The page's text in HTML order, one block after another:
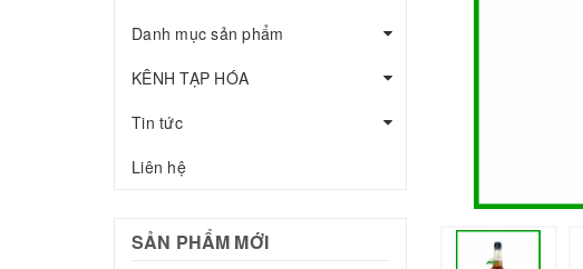
Danh mục sản phẩm
KÊNH TẠP HÓA
Tin tức
Liên hệ
SẢN PHẨM MỚI